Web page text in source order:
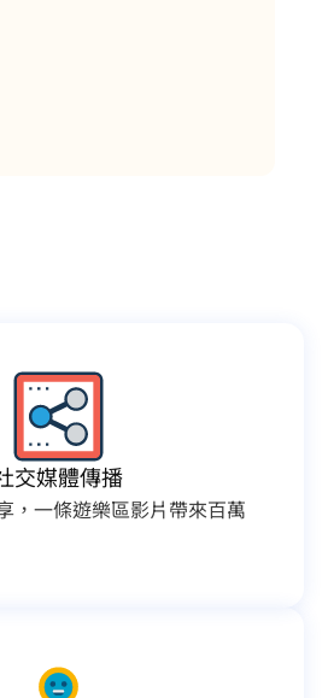
交媒體傳播
，一條遊樂區影片帶來百萬